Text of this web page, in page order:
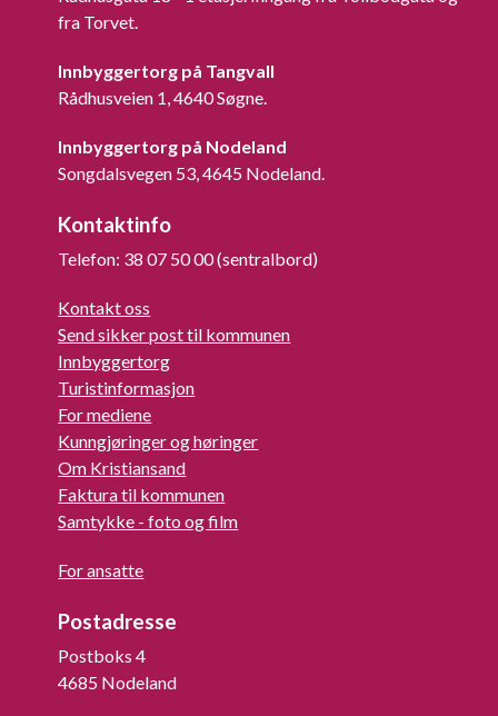
fra Torvet.
Innbyggertorg på Tangvall
Rådhusveien 1, 4640 Søgne.
Innbyggertorg på Nodeland
Songdalsvegen 53, 4645 Nodeland.
Kontaktinfo
Telefon: 38 07 50 00 (sentralbord)
Kontakt oss
Send sikker post til kommunen
Innbyggertorg
Turistinformasjon
For mediene
Kunngjøringer og høringer
Om Kristiansand
Faktura til kommunen
Samtykke - foto og film
For ansatte
Postadresse
Postboks 4
4685 Nodeland